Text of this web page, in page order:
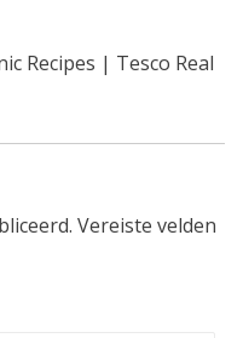
Recipes | Tesco Real
Vereiste velden